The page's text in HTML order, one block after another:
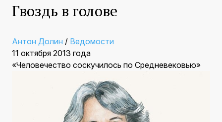
Гвоздь в голове
Антон Долин / Ведомости
11 октября 2013 года
«Человечество соскучилось по Средневековью»